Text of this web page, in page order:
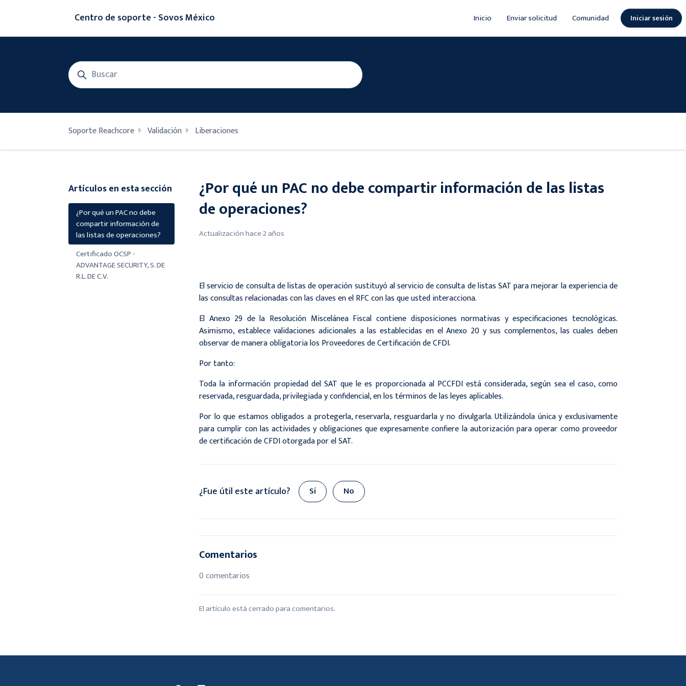
Centro de soporte - Sovos México Inicio Enviar solicitud Comunidad Iniciar sesión
Búsqueda
Soporte Reachcore Validación Liberaciones
¿Por qué un PAC no debe compartir información de las listas
de operaciones?
Actualizaciónhace 2 años
El servicio de consulta de listas de operación sustituyó al servicio de consulta de listas SAT para mejorar la experiencia de
las consultas relacionadas con las claves en el RFC con las que usted interacciona.
El Anexo 29 de la Resolución Miscelánea Fiscal contiene disposiciones normativas y especificaciones tecnológicas.
Asimismo, establece validaciones adicionales a las establecidas en el Anexo 20 y sus complementos, las cuales deben
observar de manera obligatoria los Proveedores de Certificación de CFDI.
Por tanto:
Toda la información propiedad del SAT que le es proporcionada al PCCFDI está considerada, según sea el caso, como
reservada, resguardada, privilegiada y confidencial, en los términos de las leyes aplicables.
Por lo que estamos obligados a protegerla, reservarla, resguardarla y no divulgarla. Utilizándola única y exclusivamente
para cumplir con las actividades y obligaciones que expresamente confiere la autorización para operar como proveedor
de certificación de CFDI otorgada por el SAT.
¿Fue útil este artículo? Sí No
Comentarios
0 comentarios
El artículo está cerrado para comentarios.
Artículos en esta sección
¿Por qué un PAC no debe
compartir información de
las listas de operaciones?
Certificado OCSP -
ADVANTAGE SECURITY, S. DE
R.L. DE C.V.